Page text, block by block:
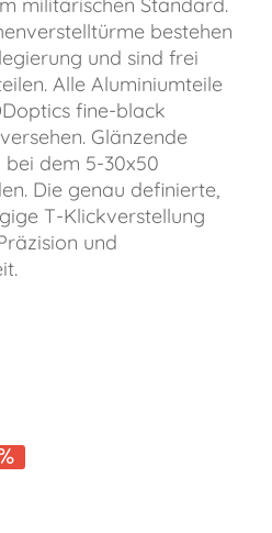
bestehen
und sind frei
Alle Aluminiumteile
fine-black
Glänzende
dem 5-30x50
Die genau definierte,
T-Klickverstellung
und